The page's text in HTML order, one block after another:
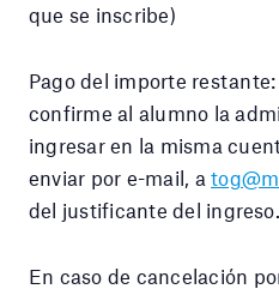
que se inscribe)
Pago del importe
confirme al alumno la
ingresar en la misma
enviar por e-mail, a
del justificante del ingreso.
En caso de cancelación